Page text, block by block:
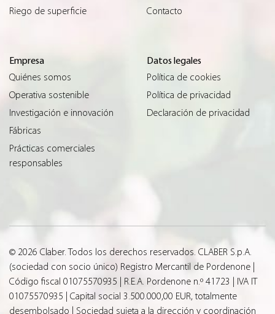
Riego de superficie
Contacto
Empresa
Quiénes somos
Operativa sostenible
Investigación e innovación
Fábricas
Prácticas comerciales
responsables
Datos legales
Política de cookies
Política de privacidad
Declaración de privacidad
© 2026 Claber. Todos los derechos reservados. CLABER S.p.A.
(sociedad con socio único) Registro Mercantil de Pordenone |
Código fiscal 01075570935 | R.E.A. Pordenone n.º 41723 | IVA IT
01075570935 | Capital social 3.500.000,00 EUR, totalmente
desembolsado | Sociedad sujeta a la dirección y coordinación